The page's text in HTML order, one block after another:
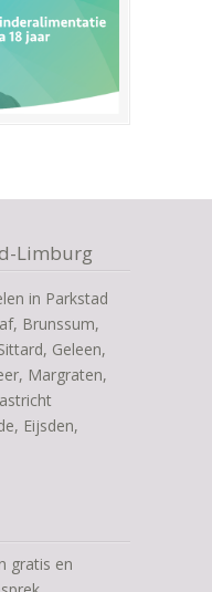
Limburg
in Parkstad
Brunssum,
Geleen,
Margraten,
Eijsden,
gratis en